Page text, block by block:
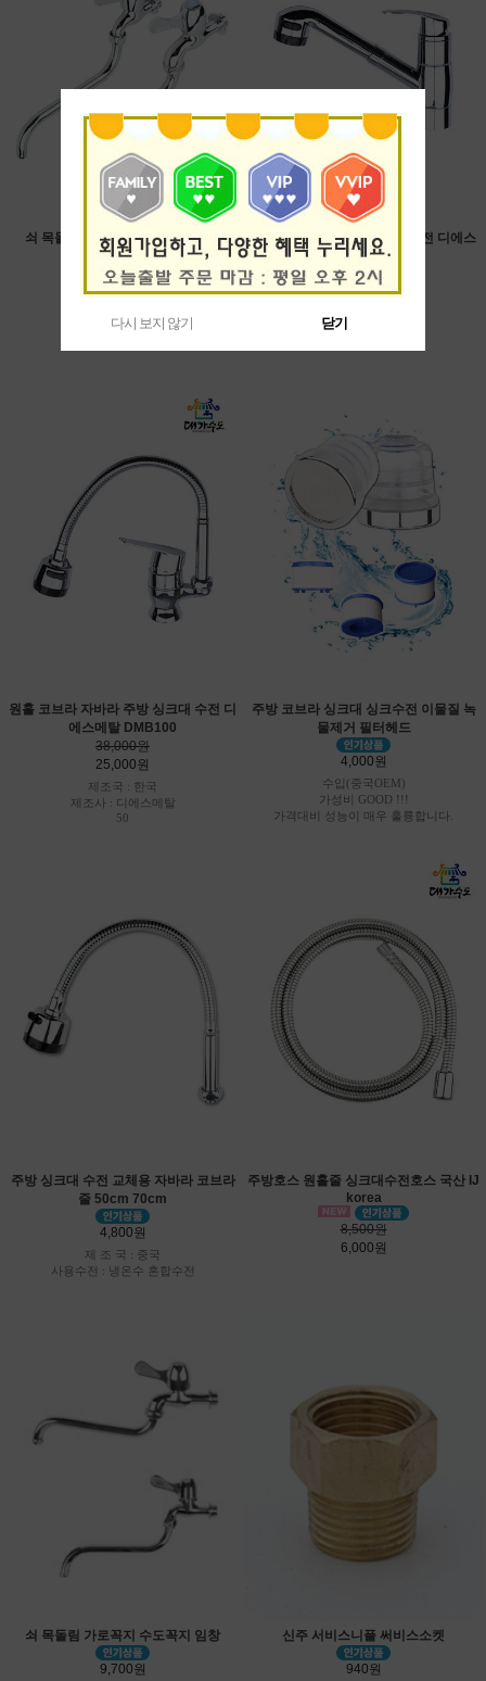
쇠 목돌림 가로꼭지 수도꼭지 세림
13,000원
9,000원
제조사 : 세림
원홀 스프레이 주방 싱크대 수전 디에스
메탈 DM-B101
40,000원
26,500원
제조국 : 한국
제조사 : 디에스메탈
원홀 코브라 자바라 주방 싱크대 수전 디
에스메탈 DMB100
38,000원
25,000원
제조국 : 한국
제조사 : 디에스메탈
50
주방 코브라 싱크대 싱크수전 이물질 녹
물제거 필터헤드
4,000원
수입(중국OEM)
가성비 GOOD !!!
가격대비 성능이 매우 훌륭합니다.
주방 싱크대 수전 교체용 자바라 코브라
줄 50cm 70cm
4,800원
제 조 국 : 중국
사용수전 : 냉온수 혼합수전
주방호스 원홀줄 싱크대수전호스 국산 IJ
korea
8,500원
6,000원
쇠 목돌림 가로꼭지 수도꼭지 임창
9,700원
신주 서비스니플 써비스소켓
940원
다시 보지 않기 닫기
다시 보지 않기 닫기